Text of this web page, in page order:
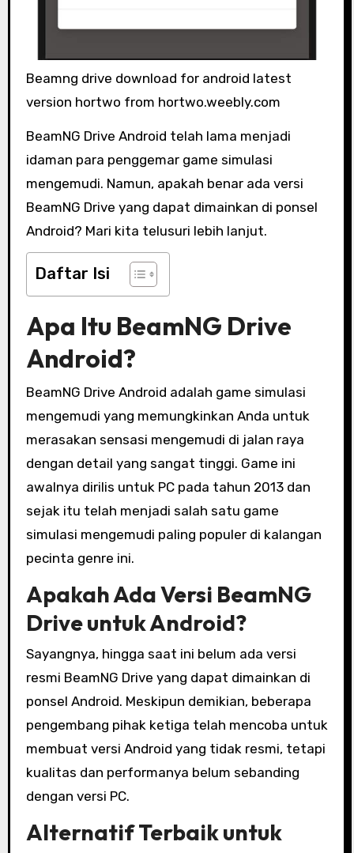
Beamng drive download for android latest
version hortwo from hortwo.weebly.com
BeamNG Drive Android telah lama menjadi
idaman para penggemar game simulasi
mengemudi. Namun, apakah benar ada versi
BeamNG Drive yang dapat dimainkan di ponsel
Android? Mari kita telusuri lebih lanjut.
Daftar Isi
Apa Itu BeamNG Drive
Android?
BeamNG Drive Android adalah game simulasi
mengemudi yang memungkinkan Anda untuk
merasakan sensasi mengemudi di jalan raya
dengan detail yang sangat tinggi. Game ini
awalnya dirilis untuk PC pada tahun 2013 dan
sejak itu telah menjadi salah satu game
simulasi mengemudi paling populer di kalangan
pecinta genre ini.
Apakah Ada Versi BeamNG
Drive untuk Android?
Sayangnya, hingga saat ini belum ada versi
resmi BeamNG Drive yang dapat dimainkan di
ponsel Android. Meskipun demikian, beberapa
pengembang pihak ketiga telah mencoba untuk
membuat versi Android yang tidak resmi, tetapi
kualitas dan performanya belum sebanding
dengan versi PC.
Alternatif Terbaik untuk